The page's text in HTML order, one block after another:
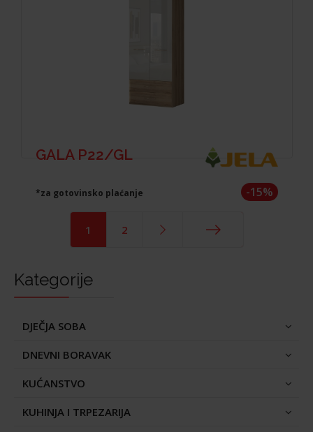
GALA P22/GL
-15%
*za gotovinsko plaćanje
1 2
Kategorije
DJEČJA SOBA
DNEVNI BORAVAK
KUĆANSTVO
KUHINJA I TRPEZARIJA